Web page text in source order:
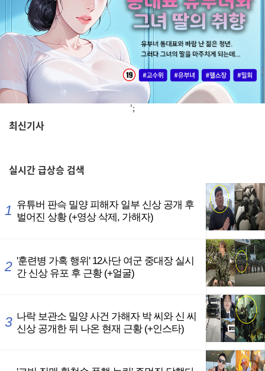
';
최신기사
실시간급상승 검색